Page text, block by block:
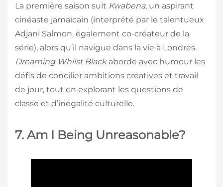
La première saison suit Kwabena, un aspirant
cinéaste jamaïcain (interprété par le talentueux
Adjani Salmon, également co-créateur de la
série), alors qu’il navigue dans la vie à Londres.
Dreaming Whilst Blackaborde avec humour les
défis de concilier ambitions créatives et travail
de jour, tout en explorant les questions de
classe et d’inégalité culturelle.
7. Am I Being Unreasonable?